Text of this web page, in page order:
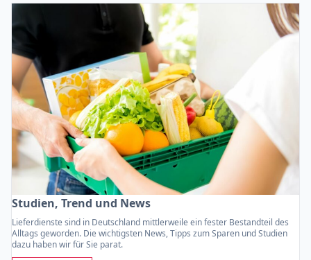
Studien, Trend und News
Lieferdienste sind in Deutschland mittlerweile ein fester Bestandteil des
Alltags geworden. Die wichtigsten News, Tipps zum Sparen und Studien
dazu haben wir für Sie parat.